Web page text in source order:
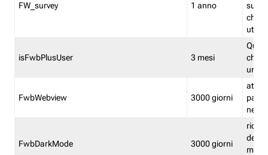
FW_survey 1 anno
utenti
isFwbPlusUser 3 mesi
che
una
FwbWebview 3000 giorni
attiva
FwbDarkMode 3000 giorni